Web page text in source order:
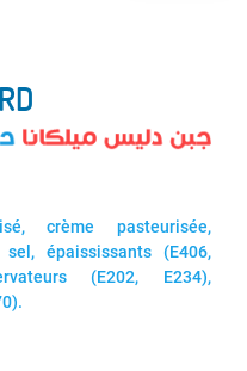
crème pasteurisée,
épaississants (E406,
(E202, E234),